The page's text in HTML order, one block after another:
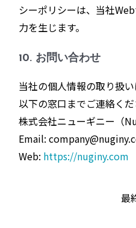
シーポリシーは、当社
力を生じます。
10. お問い合わせ
当社の個人情報の取り扱
以下の窓口までご連絡くだ
株式会社ニューギニー（
Email:
Web: https://nuginy.com
最